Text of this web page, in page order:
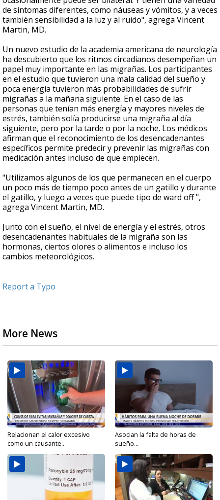
de síntomas diferentes, como náuseas y vómitos, y a veces
también sensibilidad a la luz y al ruido", agrega Vincent
Martin, MD.
Un nuevo estudio de la academia americana de neurología
ha descubierto que los ritmos circadianos desempeñan un
papel muy importante en las migrañas. Los participantes
en el estudio que tuvieron una mala calidad del sueño y
poca energía tuvieron más probabilidades de sufrir
migrañas a la mañana siguiente. En el caso de las
personas que tenían más energía y mayores niveles de
estrés, también solía producirse una migraña al día
siguiente, pero por la tarde o por la noche. Los médicos
afirman que el reconocimiento de los desencadenantes
específicos permite predecir y prevenir las migrañas con
medicación antes incluso de que empiecen.
"Utilizamos algunos de los que permanecen en el cuerpo
un poco más de tiempo poco antes de un gatillo y durante
el gatillo, y luego a veces que puede tipo de ward off ",
agrega Vincent Martin, MD.
Junto con el sueño, el nivel de energía y el estrés, otros
desencadenantes habituales de la migraña son las
hormonas, ciertos olores o alimentos e incluso los
cambios meteorológicos.
Report a Typo
More News
Relacionan el calor excesivo
como un causante...
Asocian la falta de horas de
sueño...